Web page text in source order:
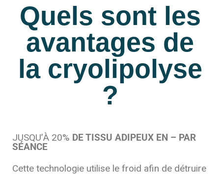
Quels sont les
avantages de
la cryolipolyse
?
JUSQU’À 20% DE TISSU ADIPEUX EN – PAR
SÉANCE
Cette technologie utilise le froid afin de détruire